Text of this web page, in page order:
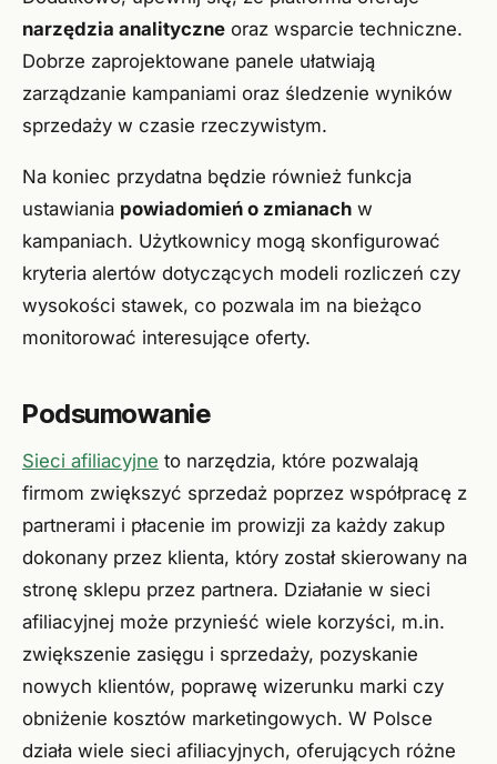
narzędzia analityczne oraz wsparcie techniczne.
Dobrze zaprojektowane panele ułatwiają
zarządzanie kampaniami oraz śledzenie wyników
sprzedaży w czasie rzeczywistym.
Na koniec przydatna będzie również funkcja
ustawiania powiadomień o zmianach w
kampaniach. Użytkownicy mogą skonfigurować
kryteria alertów dotyczących modeli rozliczeń czy
wysokości stawek, co pozwala im na bieżąco
monitorować interesujące oferty.
Podsumowanie
Sieci afiliacyjne to narzędzia, które pozwalają
firmom zwiększyć sprzedaż poprzez współpracę z
partnerami i płacenie im prowizji za każdy zakup
dokonany przez klienta, który został skierowany na
stronę sklepu przez partnera. Działanie w sieci
afiliacyjnej może przynieść wiele korzyści, m.in.
zwiększenie zasięgu i sprzedaży, pozyskanie
nowych klientów, poprawę wizerunku marki czy
obniżenie kosztów marketingowych. W Polsce
działa wiele sieci afiliacyjnych, oferujących różne